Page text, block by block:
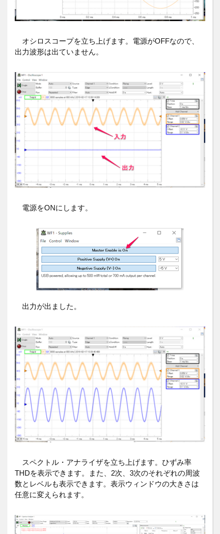
オシロスコープを立ち上げます。電源がOFFなので、
出力波形は出ていません。
電源をONにします。
出力が出ました。
スペクトル・アナライザを立ち上げます。ひずみ率
THDを表示できます。また、2次、3次のそれぞれの周波
数とレベルも表示できます。表示ウィンドウの大きさは
任意に変えられます。